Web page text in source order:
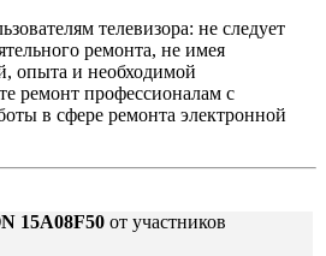
телевизора: не следует
ремонта, не имея
опыта и необходимой
ремонт профессионалам с
в сфере ремонта электронной
15A08F50 от участников